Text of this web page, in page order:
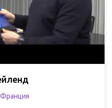
Франция